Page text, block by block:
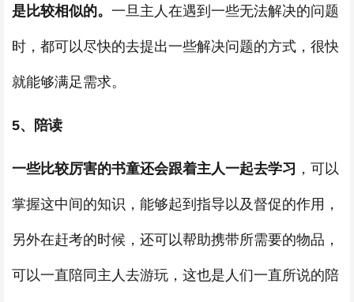
是比较相似的。 一旦主人在遇到一些无法解决的问题
时，都可以尽快的去提出一些解决问题的方式，很快
就能够满足需求。
5、陪读
一些比较厉害的书童还会跟着主人一起去学习 ，可以
掌握这中间的知识，能够起到指导以及督促的作用，
另外在赶考的时候，还可以帮助携带所需要的物品，
可以一直陪同主人去游玩，这也是人们一直所说的陪